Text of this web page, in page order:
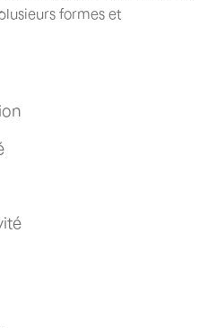
formes et